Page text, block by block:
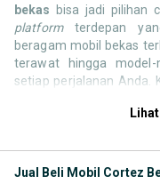
bekas bisa jadi pilihan
platformterdepan
beragam mobil bekas
terawat hingga
setiap perjalanan Anda.
ribuan daftar dari
dengan gaya hidup,
Memilih mobil bekas
Jual Beli Mobil Cortez